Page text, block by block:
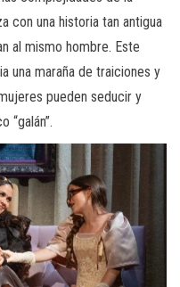
con una historia tan antigua
al mismo hombre. Este
una maraña de traiciones y
pueden seducir y
“galán”.